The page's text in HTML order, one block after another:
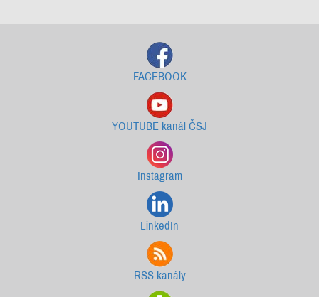
FACEBOOK
YOUTUBE kanál ČSJ
Instagram
LinkedIn
RSS kanály